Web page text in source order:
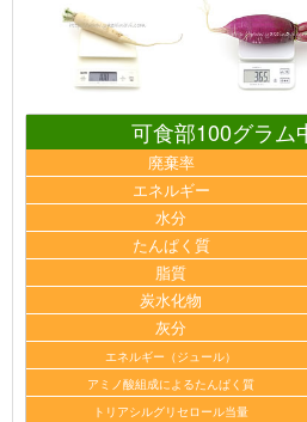
可食部100グラム
廃棄率
エネルギー
水分
たんぱく質
脂質
炭水化物
灰分
エネルギー（ジュール）
アミノ酸組成によるたんぱく質
トリアシルグリセロール当量